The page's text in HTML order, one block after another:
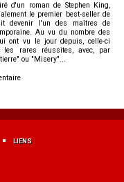
d'un roman de Stephen King,
le premier best-seller de
devenir l'un des maîtres de
Au vu du nombre des
ont vu le jour depuis, celle-ci
les rares réussites, avec, par
ou "Misery"...
LIENS